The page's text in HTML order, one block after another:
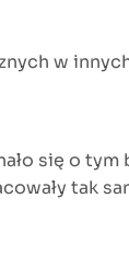
w
się o
tak